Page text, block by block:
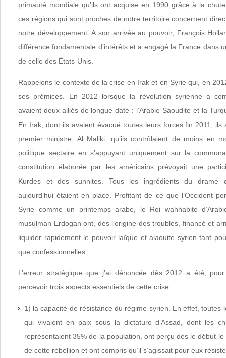
primauté mondiale qu’ils ont acquise en 1990 grâce à la
ces régions qui sont proches de notre territoire concernent
notre développement. A son arrivée au pouvoir, François
différence fondamentale d’intérêts et a engagé la France dans
de celle des États-Unis.
Rappelons le contexte de la crise en Irak et en Syrie qui, en
ses prémices. En 2012 lorsque la révolution syrienne a
avaient deux alliés de longue date : l’Arabie Saoudite et la
En Irak, dont ils avaient évacué toutes leurs forces fin 2011, ils
premier ministre, Al Maliki, qu’ils contrôlaient de moins en
politique sectaire en s’appuyant uniquement sur la
constitution élaborée par les américains prévoyait une
Kurdes et des sunnites. Tous les ingrédients du drame
aujourd’hui étaient en place. Profitant de ce que l’Occident
Syrie comme un printemps arabe, le Roi wahhabite
musulman Erdogan ont, dès l’origine des troubles, financé et
liquider rapidement le pouvoir laïque et alaouite syrien tant
que confessionnelles.
L’erreur stratégique que j’ai dénoncée dès 2012 a été,
percevoir trois aspects essentiels de cette crise :
1) la capacité de résistance du régime syrien. En effet, toutes
qui vivaient en paix sous la dictature d’Assad, dont les
représentaient 35% de la population, ont perçu dès le début
de cette rébellion et ont compris qu’il s’agissait pour eux